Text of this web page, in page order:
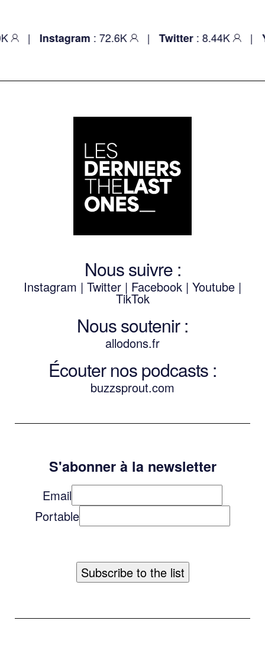
: 72.6K |Twitter : 8.44K |Youtube :
Nous suivre :
Instagram | Twitter | Facebook | Youtube |
TikTok
Nous soutenir :
allodons.fr
Écouter nos podcasts :
buzzsprout.com
S'abonner à la newsletter
Email
Portable